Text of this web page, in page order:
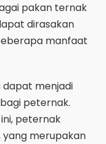
pakan ternak
dirasakan
manfaat
dapat menjadi
peternak.
peternak
merupakan